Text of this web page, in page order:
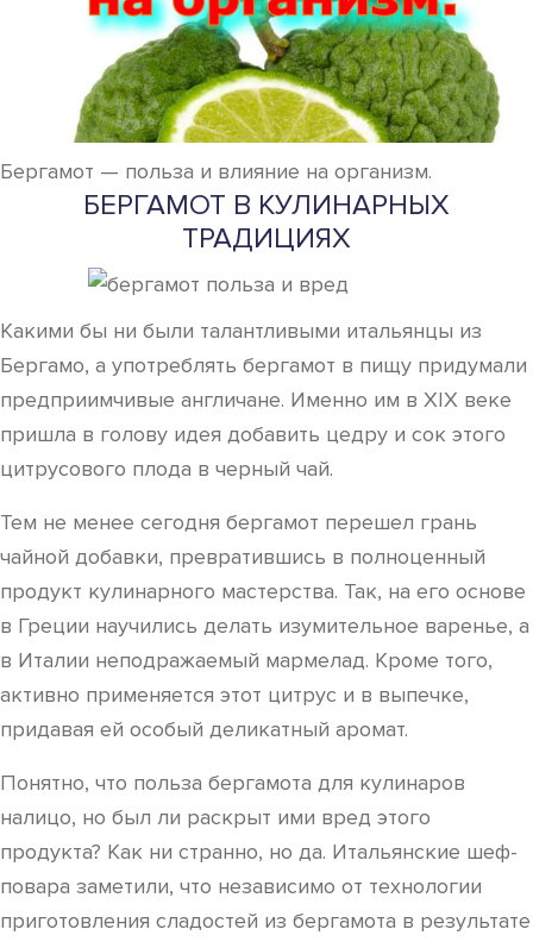
Бергамот — польза и влияние на организм.
БЕРГАМОТ В КУЛИНАРНЫХ
ТРАДИЦИЯХ
Какими бы ни были талантливыми итальянцы из
Бергамо, а употреблять бергамот в пищу придумали
предприимчивые англичане. Именно им в XIX веке
пришла в голову идея добавить цедру и сок этого
цитрусового плода в черный чай.
Тем не менее сегодня бергамот перешел грань
чайной добавки, превратившись в полноценный
продукт кулинарного мастерства. Так, на его основе
в Греции научились делать изумительное варенье, а
в Италии неподражаемый мармелад. Кроме того,
активно применяется этот цитрус и в выпечке,
придавая ей особый деликатный аромат.
Понятно, что польза бергамота для кулинаров
налицо, но был ли раскрыт ими вред этого
продукта? Как ни странно, но да. Итальянские шеф-
повара заметили, что независимо от технологии
приготовления сладостей из бергамота в результате